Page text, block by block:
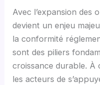
Avec l’expansion des
devient un enjeu
la conformité
sont des piliers
croissance durable.
les acteurs de